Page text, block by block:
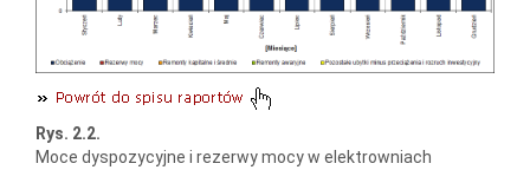
Rys. 2.2.
Moce dyspozycyjne i rezerwy mocy w elektrowniach